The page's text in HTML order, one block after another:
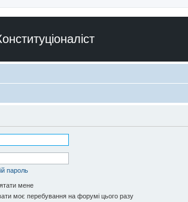
пароль
мене
моє перебування на форумі цього разу